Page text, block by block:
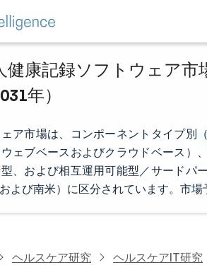
健康記録ソフトウェア市
年）
ア市場は、コンポーネントタイプ別
ェブベースおよびクラウドベース）
、および相互運用可能型／サードパ
よび南米）に区分されています。市
ヘルスケア研究 ヘルスケアIT研究